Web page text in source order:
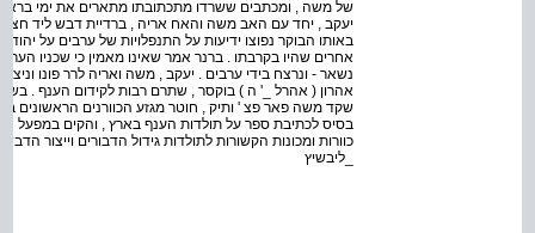
יעקב , יחד עם האב משה והאח אריה , ברדיית דבש ליד
באותו הבוקר נפוצו ידיעות על התנפלויות של ערבים על
אחרים שהיו בקרבתו . ברנר אמר שאינו מאמין כי שכניו
נשאר - ונרצח בידי ערבים . יעקב , משה ואריה לרר פונו
אהרון ( אהרל _' ה ) בוקסר , שתרם רבות לקידום הענף .
שקד משה פאר פצ ' ותיק , חוטר מגזע הכוורנים הראשונים
בסיס לכתיבת ספר על תולדות הענף בארץ , והקים במפעל
כוורות ומכונות הקשורות לתולדות גידול הדבורים וייצור
_ליבשיץ